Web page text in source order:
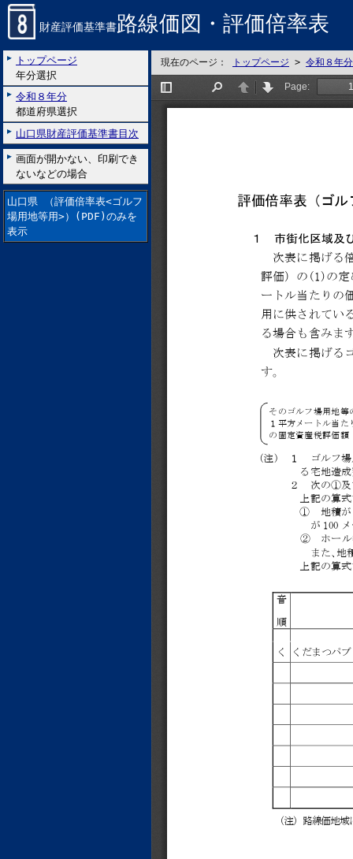
財産評価基準書路線価図・評価倍率表
トップページ
年分選択
令和８年分
都道府県選択
山口県財産評価基準書目次
画面が開かない、印刷でき
ないなどの場合
山口県 （評価倍率表<ゴルフ
場用地等用>）(PDF)のみを
表示
現在のページ： トップページ > 令和８年分